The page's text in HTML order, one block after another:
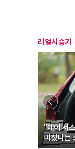
리얼시승기
"에어 서
미쳤다는